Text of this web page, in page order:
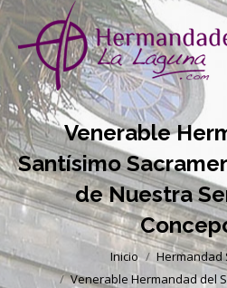
Venerable
Santísimo
de Nuestra
Estás aquí: Inicio
Hermandad
Venerable Hermandad del